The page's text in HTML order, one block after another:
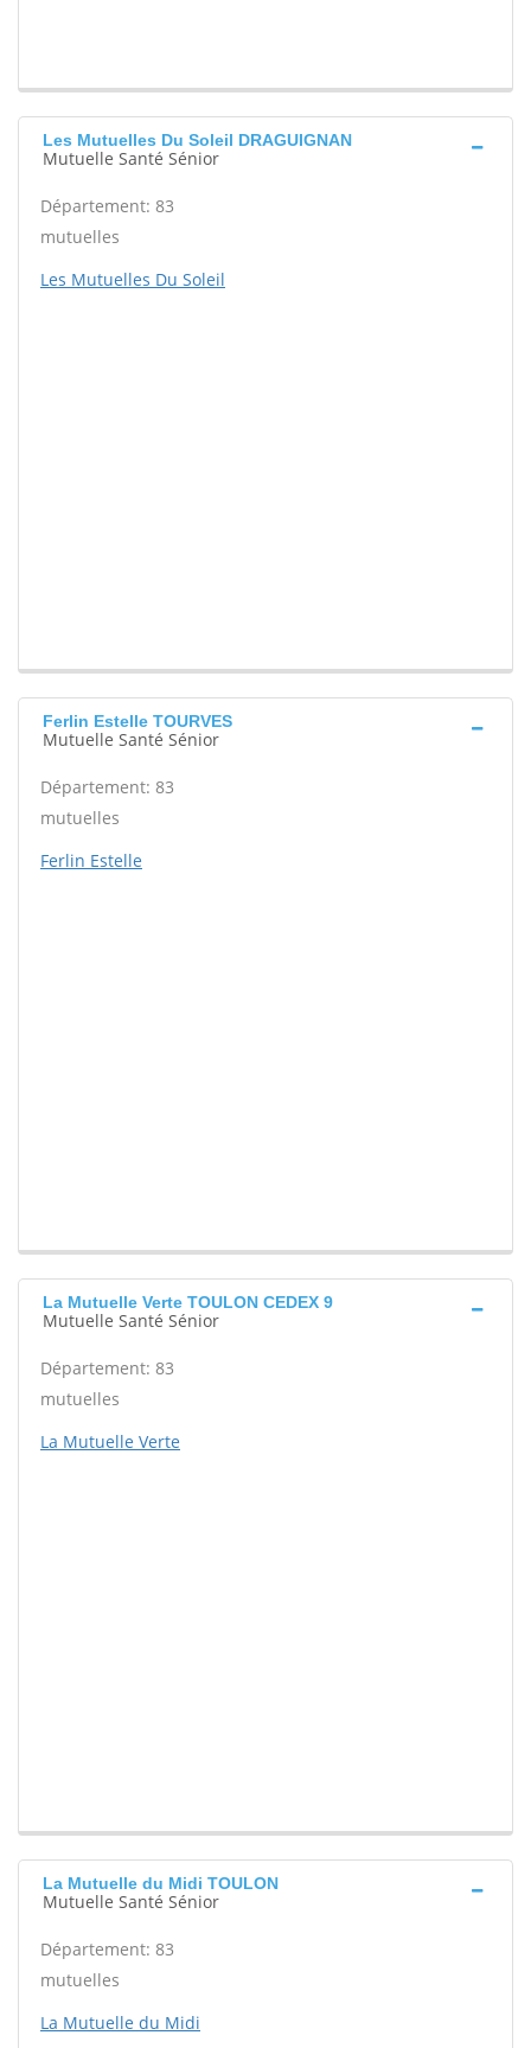
Les Mutuelles Du Soleil DRAGUIGNAN
Mutuelle Santé Sénior
Département: 83
mutuelles
Les Mutuelles Du Soleil
Ferlin Estelle TOURVES
Mutuelle Santé Sénior
Département: 83
mutuelles
Ferlin Estelle
La Mutuelle Verte TOULON CEDEX 9
Mutuelle Santé Sénior
Département: 83
mutuelles
La Mutuelle Verte
La Mutuelle du Midi TOULON
Mutuelle Santé Sénior
Département: 83
mutuelles
La Mutuelle du Midi